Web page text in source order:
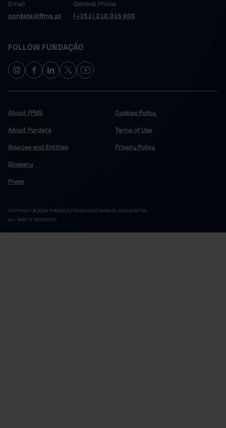
Email
pordata@ffms.pt
General Phone
(+351) 210 015 800
FOLLOW FUNDAÇÃO
About FFMS
About Pordata
Sources and Entities
Glossary
Press
Cookies Policy
Terms of Use
Privacy Policy
COPYRIGHT © 2024 FUNDAÇÃO FRANCISCO MANUEL DOS SANTOS.
ALL RIGHTS RESERVED